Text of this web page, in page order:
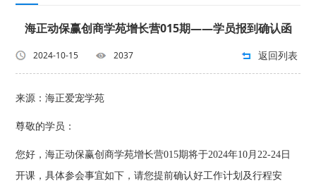
海正动保赢创商学苑增长营015期——学员报到确认函
2024-10-15 2037 返回列表
来源：海正爱宠学苑
尊敬的学员：
您好，海正动保赢创商学苑增长营015期将于2024年10月22-24日
开课，具体参会事宜如下，请您提前确认好工作计划及行程安